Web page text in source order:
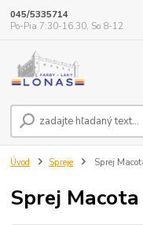
045/5335714
Po-Pia 7:30-16.30, So 8-12
Úvod Spreje Sprej
Sprej